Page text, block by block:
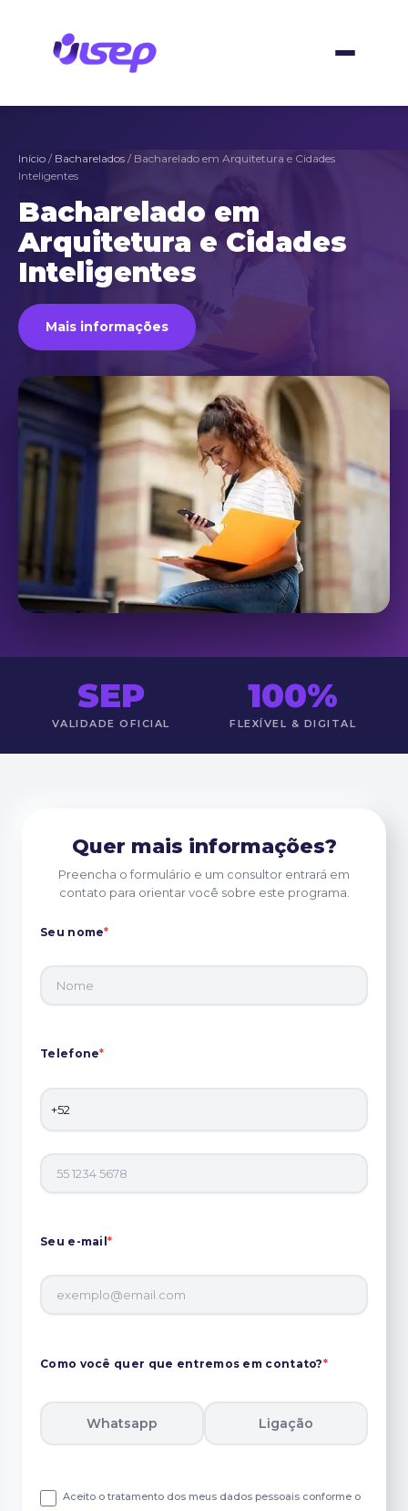
Início / Bacharelados / Bacharelado em Arquitetura e Cidades
Inteligentes
Bacharelado em
Arquitetura e Cidades
Inteligentes
Mais informações
SEP
VALIDADE OFICIAL
100%
FLEXÍVEL & DIGITAL
Quer mais informações?
Preencha o formulário e um consultor entrará em
contato para orientar você sobre este programa.
Seu nome*
Telefone*
Seu e-mail*
Como você quer que entremos em contato?*
Whatsapp Ligação
Aceito o tratamento dos meus dados pessoais conforme o